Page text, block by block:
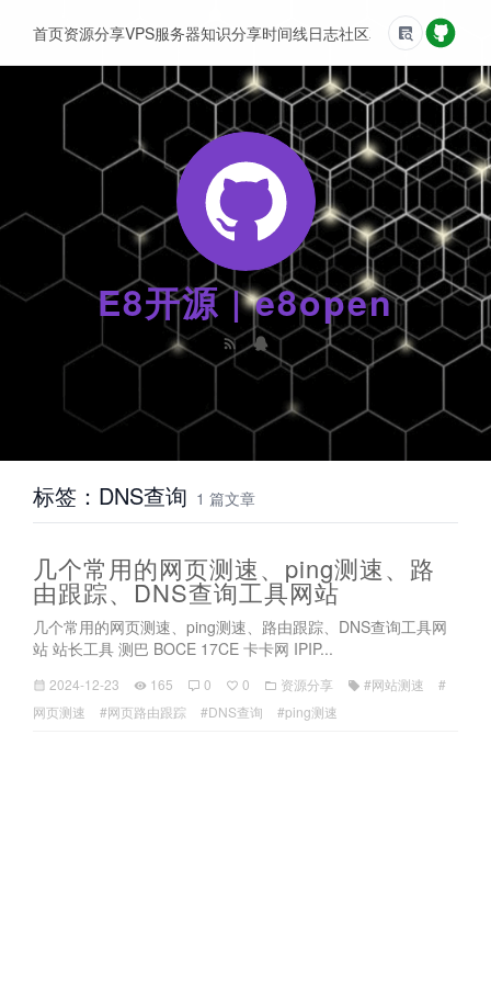
E8开源 | e8open
首页资源分享VPS服务器知识分享时间线日志社区友情链接
标签：DNS查询 1 篇文章
几个常用的网页测速、ping测速、路
由跟踪、DNS查询工具网站
几个常用的网页测速、ping测速、路由跟踪、DNS查询工具网
站 站长工具 测巴 BOCE 17CE 卡卡网 IPIP...
2024-12-23 165 0 0 资源分享 #网站测速
#
网页测速
#网页路由跟踪 #DNS查询 #ping测速